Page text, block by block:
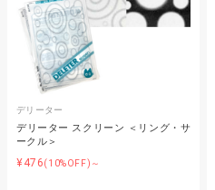
デリーター
デリーター スクリーン ＜リング・サ
ークル＞
¥476(10%OFF)～